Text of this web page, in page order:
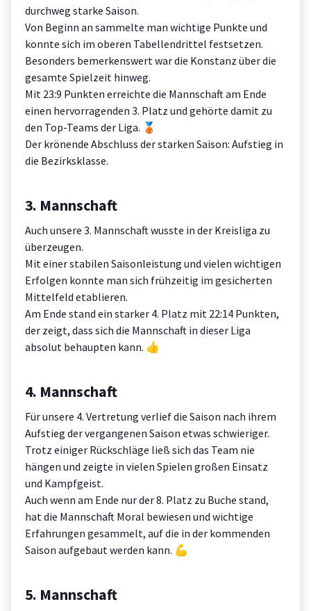
durchweg starke Saison.
Von Beginn an sammelte man wichtige Punkte und
konnte sich im oberen Tabellendrittel festsetzen.
Besonders bemerkenswert war die Konstanz über die
gesamte Spielzeit hinweg.
Mit 23:9 Punkten erreichte die Mannschaft am Ende
einen hervorragenden 3. Platz und gehörte damit zu
den Top-Teams der Liga. 🥉
Der krönende Abschluss der starken Saison: Aufstieg in
die Bezirksklasse.
3. Mannschaft
Auch unsere 3. Mannschaft wusste in der Kreisliga zu
überzeugen.
Mit einer stabilen Saisonleistung und vielen wichtigen
Erfolgen konnte man sich frühzeitig im gesicherten
Mittelfeld etablieren.
Am Ende stand ein starker 4. Platz mit 22:14 Punkten,
der zeigt, dass sich die Mannschaft in dieser Liga
absolut behaupten kann. 👍
4. Mannschaft
Für unsere 4. Vertretung verlief die Saison nach ihrem
Aufstieg der vergangenen Saison etwas schwieriger.
Trotz einiger Rückschläge ließ sich das Team nie
hängen und zeigte in vielen Spielen großen Einsatz
und Kampfgeist.
Auch wenn am Ende nur der 8. Platz zu Buche stand,
hat die Mannschaft Moral bewiesen und wichtige
Erfahrungen gesammelt, auf die in der kommenden
Saison aufgebaut werden kann. 💪
5. Mannschaft